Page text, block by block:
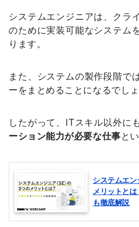
システムエンジニアは、クラ
のために実装可能なシステム
ります。
また、システムの製作段階で
ーをまとめることになるでしょ
したがって、ITスキル以外に
ーション能力が必要な仕事と
システムエ
メリットと
も徹底解説